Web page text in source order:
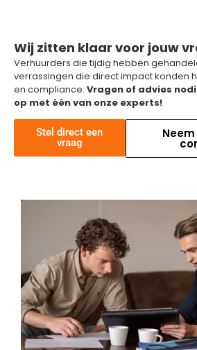
Wij zitten klaar voor jouw
Verhuurders die tijdig hebben
verrassingen die direct impact konden
en compliance. Vragen of advies
op met één van onze experts!
Stel direct een
vraag